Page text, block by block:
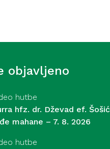
objavljeno
hutbe
hfz. dr. Dževad ef.
mahane – 7. 8. 2026
hutbe